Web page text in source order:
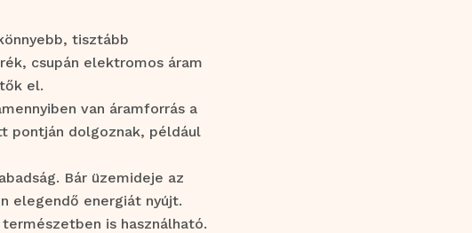
tisztább
csupán elektromos áram
el.
van áramforrás a
pontján dolgoznak, például
Bár üzemideje az
elegendő energiát nyújt.
is használható.